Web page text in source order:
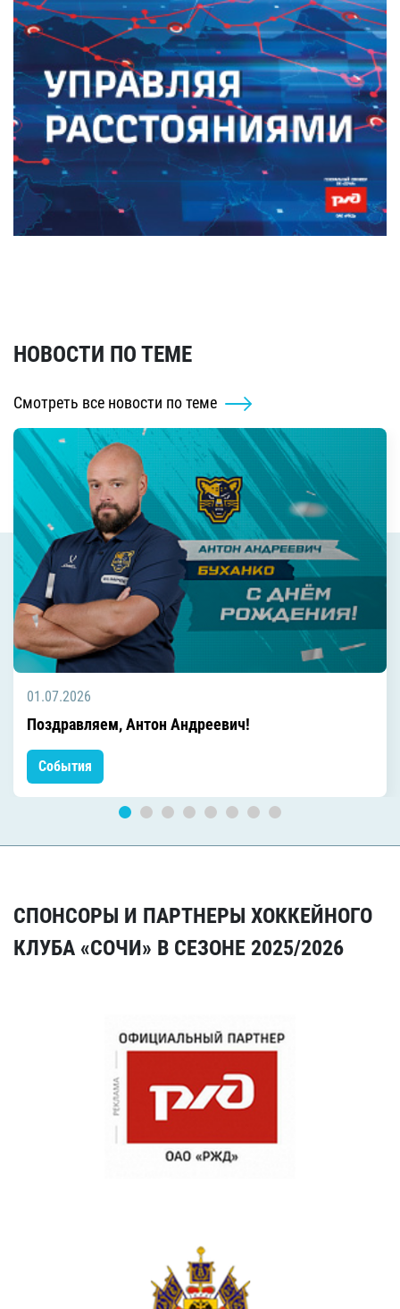
НОВОСТИ ПО ТЕМЕ
Смотреть все новости по теме
01.07.2026
Поздравляем, Антон Андреевич!
События
СПОНСОРЫ И ПАРТНЕРЫ ХОККЕЙНОГО
КЛУБА «СОЧИ» В СЕЗОНЕ 2025/2026